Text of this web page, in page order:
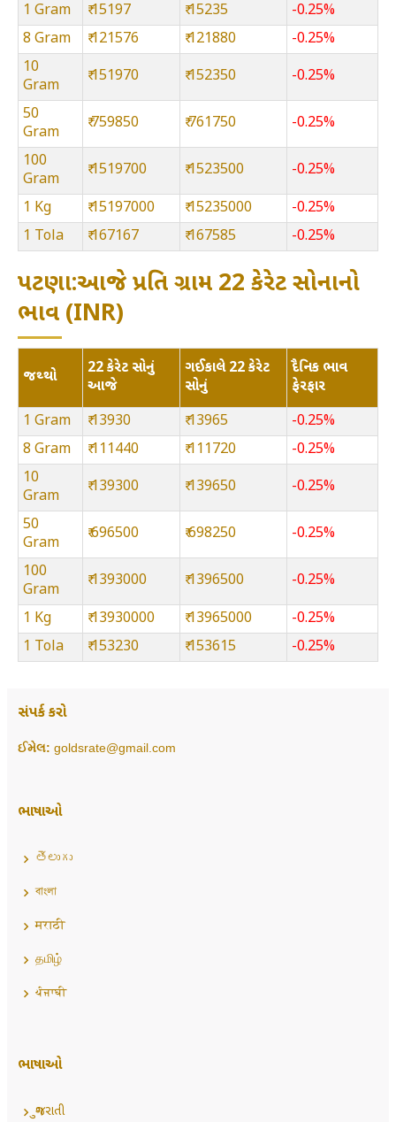
1 Gram
₹ 15197 ₹ 15235
-0.25%
8 Gram
₹ 121576 ₹ 121880
-0.25%
10
Gram
₹ 151970 ₹ 152350 -0.25%
50
Gram
₹ 759850 ₹ 761750 -0.25%
100
Gram
₹ 1519700 ₹ 1523500 -0.25%
1 Kg ₹ 15197000 ₹ 15235000
-0.25%
1 Tola
₹ 167167 ₹ 167585 -0.25%
પટણા:આજે પ્રતિ ગ્રામ 22 કેરેટ સોનાનો
ભાવ (INR)
જથ્થો
22 કેરેટ સોનું
આજે
ગઈકાલે 22 કેરેટ
સોનું
દૈનિક ભાવ
ફેરફાર
1 Gram
₹ 13930 ₹ 13965
-0.25%
8 Gram
₹ 111440 ₹ 111720
-0.25%
10
Gram
₹ 139300 ₹ 139650 -0.25%
50
Gram
₹ 696500 ₹ 698250 -0.25%
100
Gram
₹ 1393000 ₹ 1396500 -0.25%
1 Kg ₹ 13930000 ₹ 13965000
-0.25%
1 Tola
₹ 153230 ₹ 153615 -0.25%
સંપર્ક કરો
ઈમેલ: goldsrate@gmail.com
ભાષાઓ
తెలుగు
বাংলা
मराठी
தமிழ்
ਪੰਜਾਬੀ
ભાષાઓ
ગુજરાતી